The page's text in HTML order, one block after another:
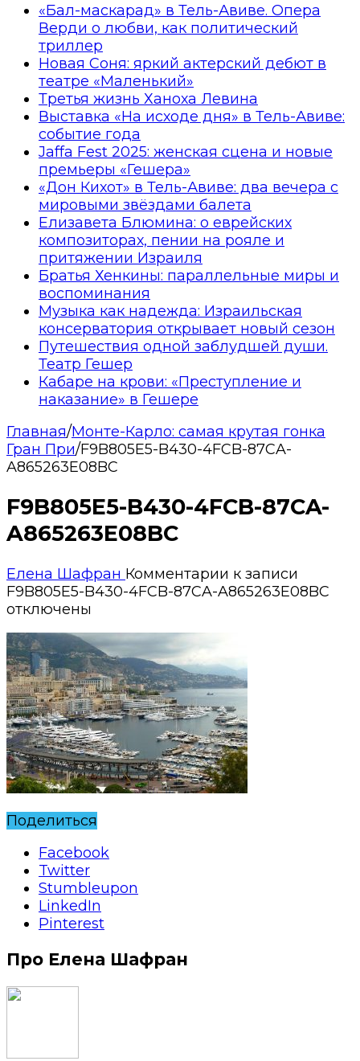
«Бал-маскарад» в Тель-Авиве. Опера
Верди о любви, как политический
триллер
Новая Соня: яркий актерский дебют в
театре «Маленький»
Третья жизнь Ханоха Левина
Выставка «На исходе дня» в Тель-Авиве:
событие года
Jaffa Fest 2025: женская сцена и новые
премьеры «Гешера»
«Дон Кихот» в Тель-Авиве: два вечера с
мировыми звёздами балета
Елизавета Блюмина: о еврейских
композиторах, пении на рояле и
притяжении Израиля
Братья Хенкины: параллельные миры и
воспоминания
Музыка как надежда: Израильская
консерватория открывает новый сезон
Путешествия одной заблудшей души.
Театр Гешер
Кабаре на крови: «Преступление и
наказание» в Гешере
Главная/Монте-Карло: самая крутая гонка
Гран При/F9B805E5-B430-4FCB-87CA-
A865263E08BC
F9B805E5-B430-4FCB-87CA-
A865263E08BC
Елена Шафран Комментарии к записи
F9B805E5-B430-4FCB-87CA-A865263E08BC
отключены
Поделиться
Facebook
Twitter
Stumbleupon
LinkedIn
Pinterest
Про Елена Шафран